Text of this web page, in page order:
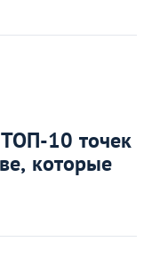
10 точек
которые